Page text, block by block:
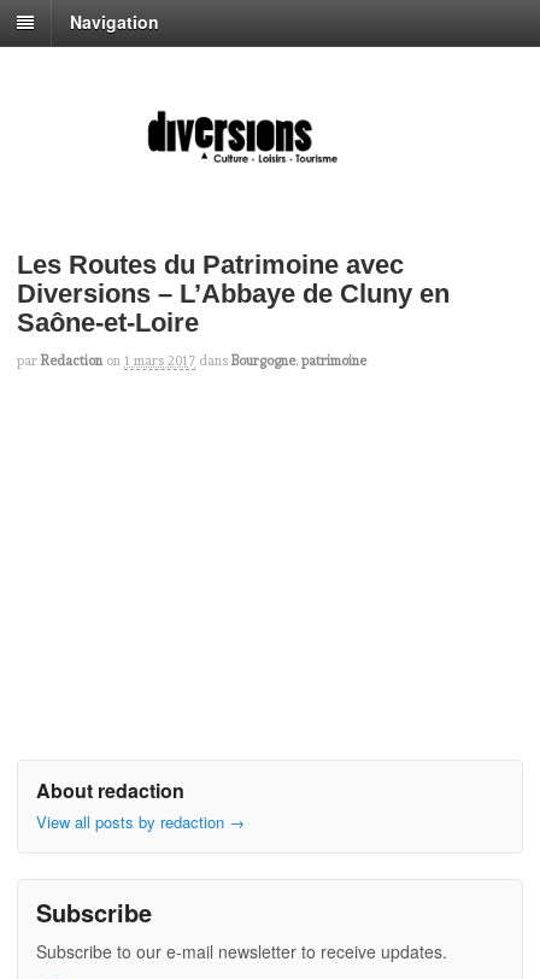
Navigation
Les Routes du Patrimoine avec
Diversions – L’Abbaye de Cluny en
Saône-et-Loire
par Redaction on 1 mars 2017 dans Bourgogne, patrimoine
About redaction
View all posts by redaction →
Subscribe
Subscribe to our e-mail newsletter to receive updates.